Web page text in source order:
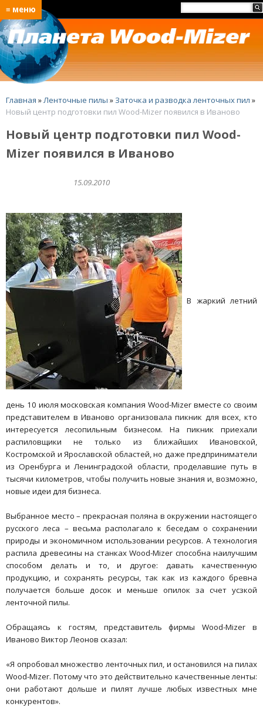
≡ меню
Главная »Ленточные пилы » Заточка и разводка ленточных пил »
Новый центр подготовки пил Wood-Mizer появился в Иваново
Новый центр подготовки пил Wood-
Mizer появился в Иваново
15.09.2010
В жаркий летний
день 10 июля московская компания Wood-Mizer вместе со своим
представителем в Иваново организовала пикник для всех, кто
интересуется лесопильным бизнесом. На пикник приехали
распиловщики не только из ближайших Ивановской,
Костромской и Ярославской областей, но даже предприниматели
из Оренбурга и Ленинградской области, проделавшие путь в
тысячи километров, чтобы получить новые знания и, возможно,
новые идеи для бизнеса.
Выбранное место – прекрасная поляна в окружении настоящего
русского леса – весьма располагало к беседам о сохранении
природы и экономичном использовании ресурсов. А технология
распила древесины на станках Wood-Mizer способна наилучшим
способом делать и то, и другое: давать качественную
продукцию, и сохранять ресурсы, так как из каждого бревна
получается больше досок и меньше опилок за счет усзкой
ленточной пилы.
Обращаясь к гостям, представитель фирмы Wood-Mizer в
Иваново Виктор Леонов сказал:
«Я опробовал множество ленточных пил, и остановился на пилах
Wood-Mizer. Потому что это действительно качественные ленты:
они работают дольше и пилят лучше любых известных мне
конкурентов».